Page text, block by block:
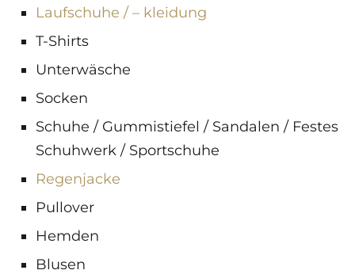
Laufschuhe / – kleidung
T-Shirts
Unterwäsche
Socken
Schuhe / Gummistiefel / Sandalen / Festes
Schuhwerk / Sportschuhe
Regenjacke
Pullover
Hemden
Blusen